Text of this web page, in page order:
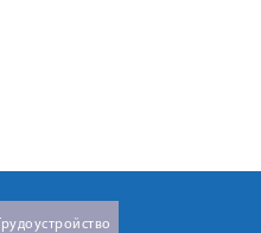
Трудоустройство